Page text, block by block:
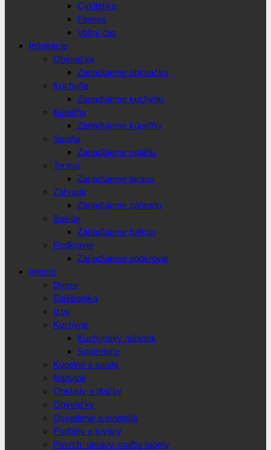
Cyklistika
Fitness
Voľný čas
Inšpirácie
Obývačka
Zariaďujeme obývačku
Kuchyňa
Zariaďujeme kuchyňu
Kúpeľňa
Zariaďujeme kúpeľňu
Spálňa
Zariaďujeme spálňu
Terasa
Zariaďujeme terasu
Záhrada
Zariaďujeme záhradu
Balkón
Zariaďujeme balkón
Podkrovie
Zariaďujeme podkrovie
Interiér
Dvere
Elektronika
Izby
Kuchyne
Kuchynský nábytok
Spotrebiče
Kúpelne a sanita
Nábytok
Obklady a dlažby
Obývačky
Osvetlenie a svietidlá
Podlahy a krytiny
Povrch. úpravy, maľby tapety